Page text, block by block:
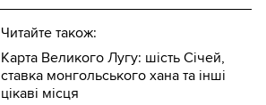
Читайте також:
Карта Великого Лугу: шість Січей,
ставка монгольського хана та інші
цікаві місця